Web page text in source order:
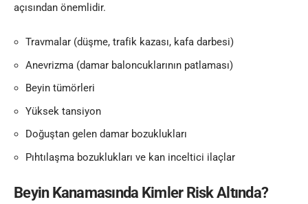
açısından önemlidir.
Travmalar (düşme, trafik kazası, kafa darbesi)
Anevrizma (damar baloncuklarının patlaması)
Beyin tümörleri
Yüksek tansiyon
Doğuştan gelen damar bozuklukları
Pıhtılaşma bozuklukları ve kan inceltici ilaçlar
Beyin Kanamasında Kimler Risk Altında?